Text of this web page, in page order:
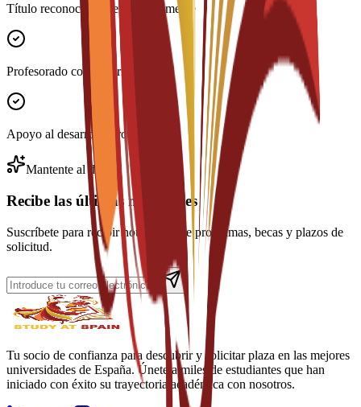
Título reconocido internacionalmente
Profesorado con experiencia
Apoyo al desarrollo profesional
Mantente al día
Recibe las últimas novedades
Suscríbete para recibir noticias sobre programas, becas y plazos de
solicitud.
Tu socio de confianza para descubrir y solicitar plaza en las mejores
universidades de España. Únete a miles de estudiantes que han
iniciado con éxito su trayectoria académica con nosotros.